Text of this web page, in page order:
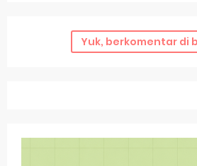
Yuk, berkomentar di